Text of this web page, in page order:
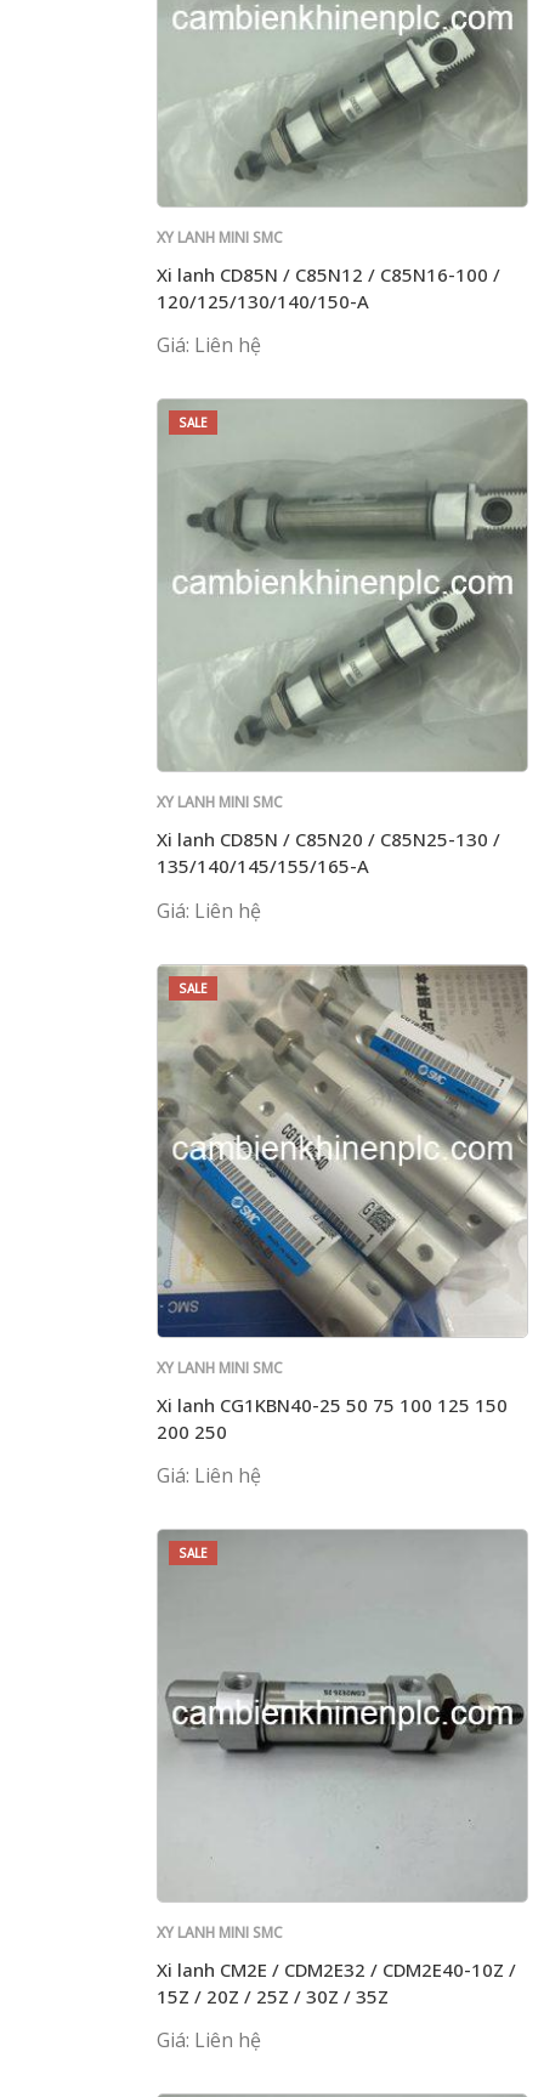
XY LANH MINI SMC
Xi lanh CD85N / C85N12 / C85N16-100 /
120/125/130/140/150-A
Giá: Liên hệ
SALE
XY LANH MINI SMC
Xi lanh CD85N / C85N20 / C85N25-130 /
135/140/145/155/165-A
Giá: Liên hệ
SALE
XY LANH MINI SMC
Xi lanh CG1KBN40-25 50 75 100 125 150
200 250
Giá: Liên hệ
SALE
XY LANH MINI SMC
Xi lanh CM2E / CDM2E32 / CDM2E40-10Z /
15Z / 20Z / 25Z / 30Z / 35Z
Giá: Liên hệ